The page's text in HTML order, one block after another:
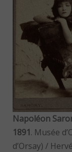
Napoléon
1891. Musée
d’Orsay) /